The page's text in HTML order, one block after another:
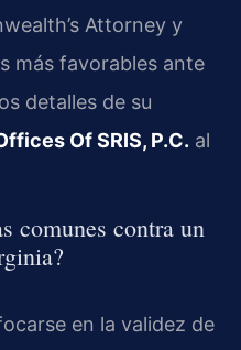
Attorney y
más favorables ante
detalles de su
Of SRIS, P.C. al
comunes contra un
en la validez de